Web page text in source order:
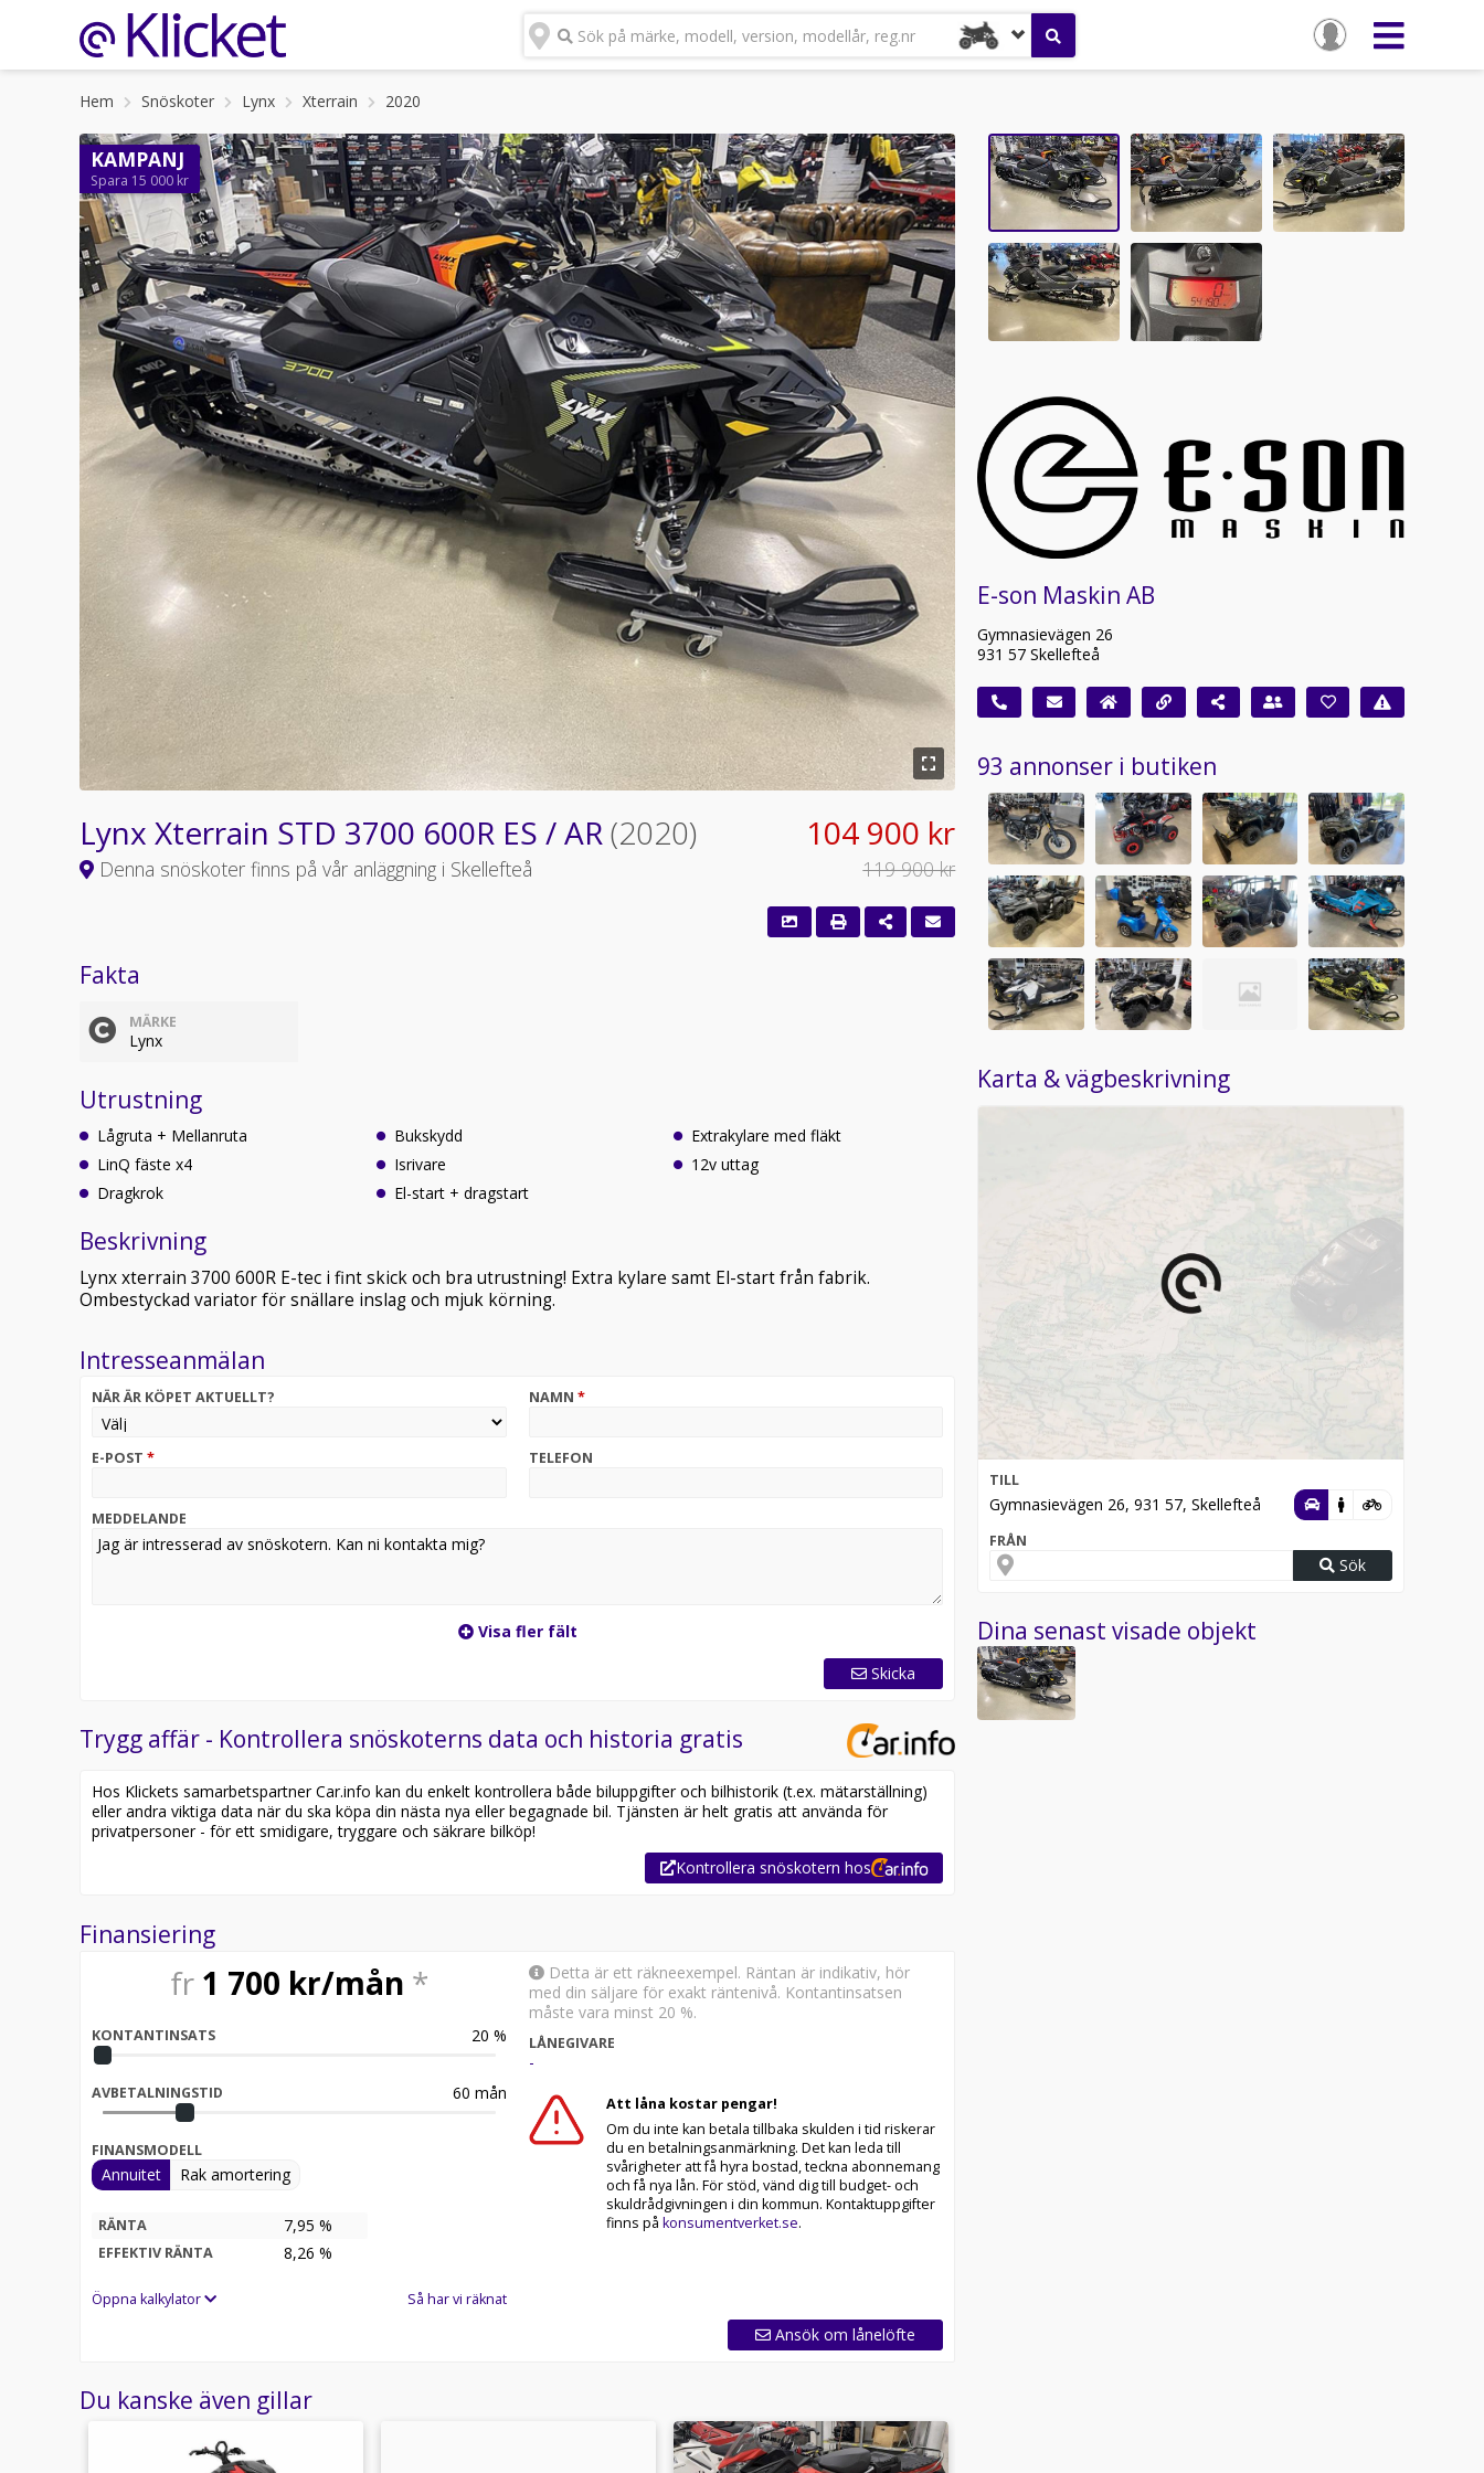
Sök på märke, modell, version, modellår, reg.nr
Hem Snöskoter Lynx Xterrain 2020
KAMPANJ
Spara 15 000 kr
Lynx Xterrain STD 3700 600R ES / AR(2020)
Denna snöskoter finns på vår anläggning i Skellefteå
104 900 kr
119 900 kr
Fakta
MÄRKE
Lynx
Utrustning
Lågruta + Mellanruta
LinQ fäste x4
Dragkrok
Bukskydd
Isrivare
El-start + dragstart
Extrakylare med fläkt
12v uttag
Beskrivning
Lynx xterrain 3700 600R E-tec i fint skick och bra utrustning! Extra kylare samt El-start från fabrik.
Ombestyckad variator för snällare inslag och mjuk körning.
Intresseanmälan
NÄR ÄR KÖPET AKTUELLT? NAMN *
E-POST * TELEFON
MEDDELANDE
Visa fler fält
Skicka
Trygg affär - Kontrollera snöskoterns data och historia gratis
Hos Klickets samarbetspartner Car.info kan du enkelt kontrollera både biluppgifter och bilhistorik (t.ex. mätarställning)
eller andra viktiga data när du ska köpa din nästa nya eller begagnade bil. Tjänsten är helt gratis att använda för
privatpersoner - för ett smidigare, tryggare och säkrare bilköp!
Kontrollera snöskotern hos
Finansiering
fr 1 700 kr/mån *
KONTANTINSATS 20 %
AVBETALNINGSTID 60 mån
FINANSMODELL
Annuitet Rak amortering
RÄNTA 7,95 %
EFFEKTIV RÄNTA 8,26 %
Öppna kalkylator Så har vi räknat
Detta är ett räkneexempel. Räntan är indikativ, hör
med din säljare för exakt räntenivå. Kontantinsatsen
måste vara minst 20 %.
LÅNEGIVARE
-
Att låna kostar pengar!
Om du inte kan betala tillbaka skulden i tid riskerar
du en betalningsanmärkning. Det kan leda till
svårigheter att få hyra bostad, teckna abonnemang
och få nya lån. För stöd, vänd dig till budget- och
skuldrådgivningen i din kommun. Kontaktuppgifter
finns på konsumentverket.se.
Ansök om lånelöfte
Du kanske även gillar
E-son Maskin AB
Gymnasievägen 26
931 57 Skellefteå
93 annonser i butiken
Karta & vägbeskrivning
TILL
Gymnasievägen 26, 931 57, Skellefteå
FRÅN
Sök
Dina senast visade objekt